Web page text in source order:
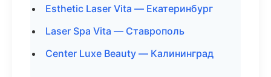
Esthetic Laser Vita — Екатеринбург
Laser Spa Vita — Ставрополь
Center Luxe Beauty — Калининград